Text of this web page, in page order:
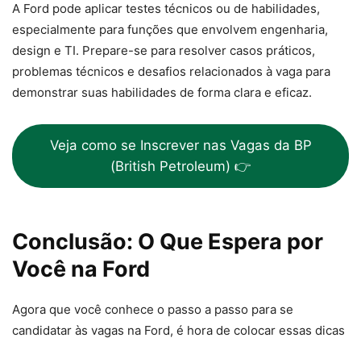
A Ford pode aplicar testes técnicos ou de habilidades,
especialmente para funções que envolvem engenharia,
design e TI. Prepare-se para resolver casos práticos,
problemas técnicos e desafios relacionados à vaga para
demonstrar suas habilidades de forma clara e eficaz.
Veja como se Inscrever nas Vagas da BP
(British Petroleum) 👉
Conclusão: O Que Espera por
Você na Ford
Agora que você conhece o passo a passo para se
candidatar às vagas na Ford, é hora de colocar essas dicas